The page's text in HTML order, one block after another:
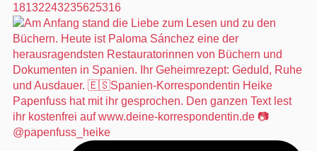
18132243235625316